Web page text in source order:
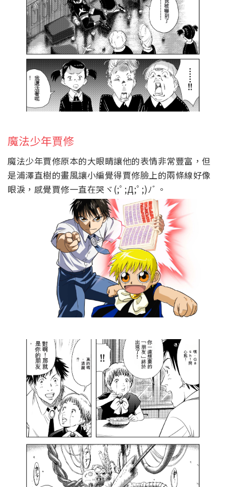
魔法少年賈修
魔法少年賈修原本的大眼睛讓他的表情非常豐富，但
是浦澤直樹的畫風讓小編覺得賈修臉上的兩條線好像
眼淚，感覺賈修一直在哭 ヾ(;ﾟ;Д;ﾟ;)ﾉﾞ。